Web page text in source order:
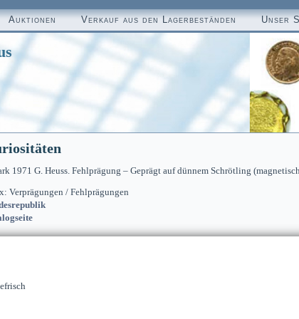
Auktionen Verkauf aus den Lagerbeständen Unser
1971 G. Heuss. Fehlprägung – Geprägt auf dünnem Schrötling
Verprägungen / Fehlprägungen